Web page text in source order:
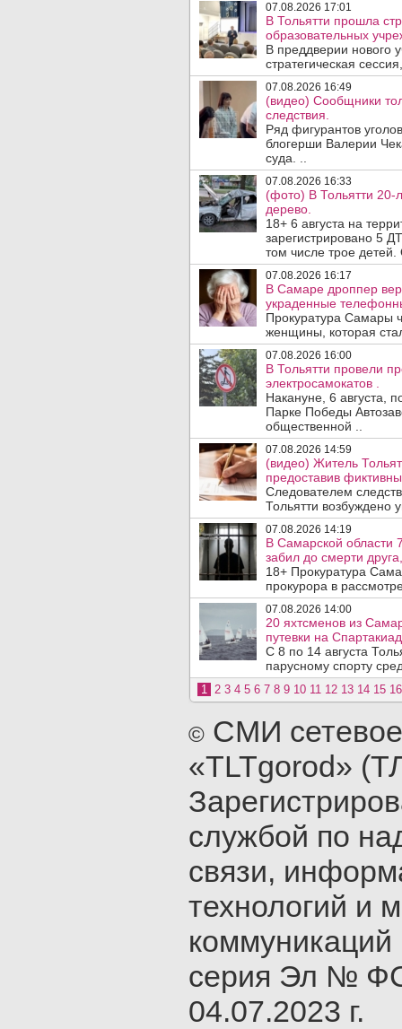
07.08.2026 17:01
В Тольятти прошла
образовательных
В преддверии нового
стратегическая
07.08.2026 16:49
(видео) Сообщники
следствия.
Ряд фигурантов
блогерши Валерии
суда. ..
07.08.2026 16:33
(фото) В Тольятти 20-
дерево.
18+ 6 августа на
зарегистрировано 5
том числе трое
07.08.2026 16:17
В Самаре дроппер
украденные
Прокуратура Самары
женщины, которая
07.08.2026 16:00
В Тольятти провели
электросамокатов .
Накануне, 6 августа,
Парке Победы
общественной ..
07.08.2026 14:59
(видео) Житель
предоставив
Следователем
Тольятти возбуждено
07.08.2026 14:19
В Самарской области
забил до смерти
18+ Прокуратура
прокурора в
07.08.2026 14:00
20 яхтсменов из
путевки на
С 8 по 14 августа
парусному спорту
1 2 3 4 5 6 7 8 9 10 11 12 13 14 15 16
© СМИ
«TLTgorod»
службой по
связи,
технологий и
серия Эл №
04.07.2023 г.